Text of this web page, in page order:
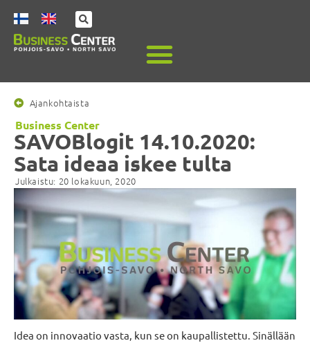
Ajankohtaista
Business Center
SAVOBlogit 14.10.2020:
Sata ideaa iskee tulta
Julkaistu: 20 lokakuun, 2020
Idea on innovaatio vasta, kun se on kaupallistettu. Sinällään